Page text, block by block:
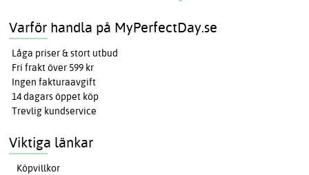
Varför handla på MyPerfectDay.se
Låga priser & stort utbud
Fri frakt över 599 kr
Ingen fakturaavgift
14 dagars öppet köp
Trevlig kundservice
Viktiga länkar
Köpvillkor